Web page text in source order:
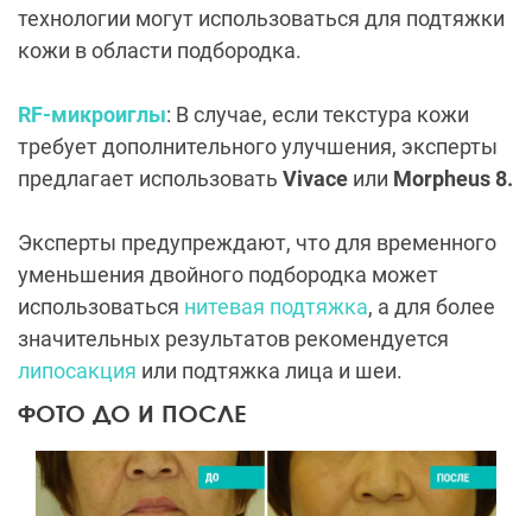
технологии могут использоваться для подтяжки
кожи в области подбородка.
RF-микроиглы: В случае, если текстура кожи
требует дополнительного улучшения, эксперты
предлагает использовать Vivace или Morpheus 8.
Эксперты предупреждают, что для временного
уменьшения двойного подбородка может
использоваться нитевая подтяжка, а для более
значительных результатов рекомендуется
липосакция или подтяжка лица и шеи.
ФОТО ДО И ПОСЛЕ